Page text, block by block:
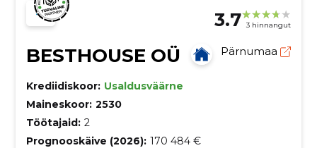
3.7 3 hinnangut
BESTHOUSE OÜ Pärnumaa
Krediidiskoor: Usaldusväärne
Maineskoor: 2530
Töötajaid: 2
Prognooskäive (2026): 170 484 €